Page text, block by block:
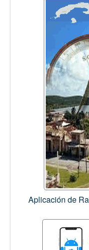
Aplicación de